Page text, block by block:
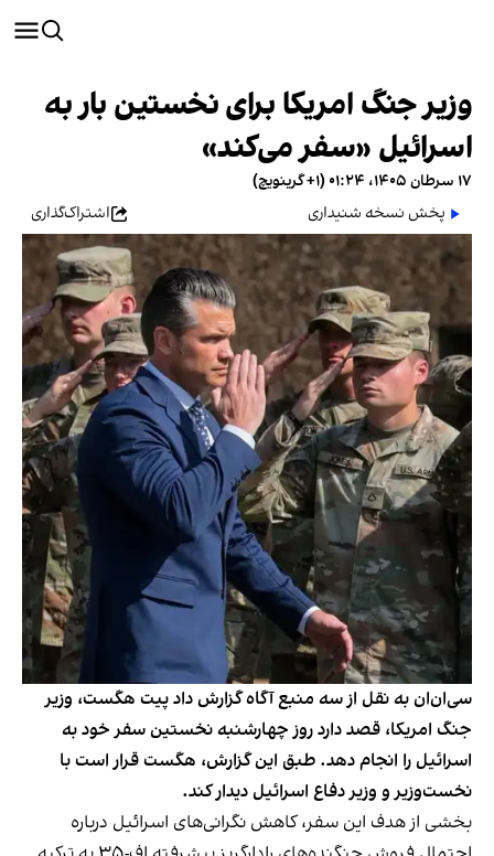
وزیر جنگ امریکا برای نخستین بار به
اسرائیل «سفر می‌کند»
۱۷ سرطان ۱۴۰۵، ۰۱:۲۴ (‎+۱ گرینویچ)
پخش نسخه شنیداری
اشتراک‌گذاری
سی‌ان‌ان به نقل از سه منبع آگاه گزارش داد پیت هگست، وزیر
جنگ امریکا، قصد دارد روز چهارشنبه نخستین سفر خود به
اسرائیل را انجام دهد. طبق این گزارش، هگست قرار است با
نخست‌وزیر و وزیر دفاع اسرائیل دیدار کند.
بخشی از هدف این سفر، کاهش نگرانی‌های اسرائیل درباره